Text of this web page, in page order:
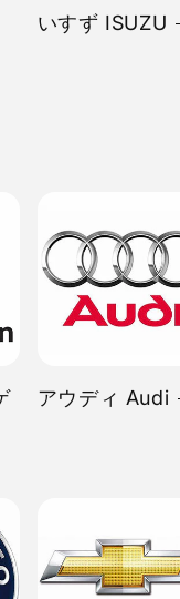
いすず ISUZU
アウディ Audi